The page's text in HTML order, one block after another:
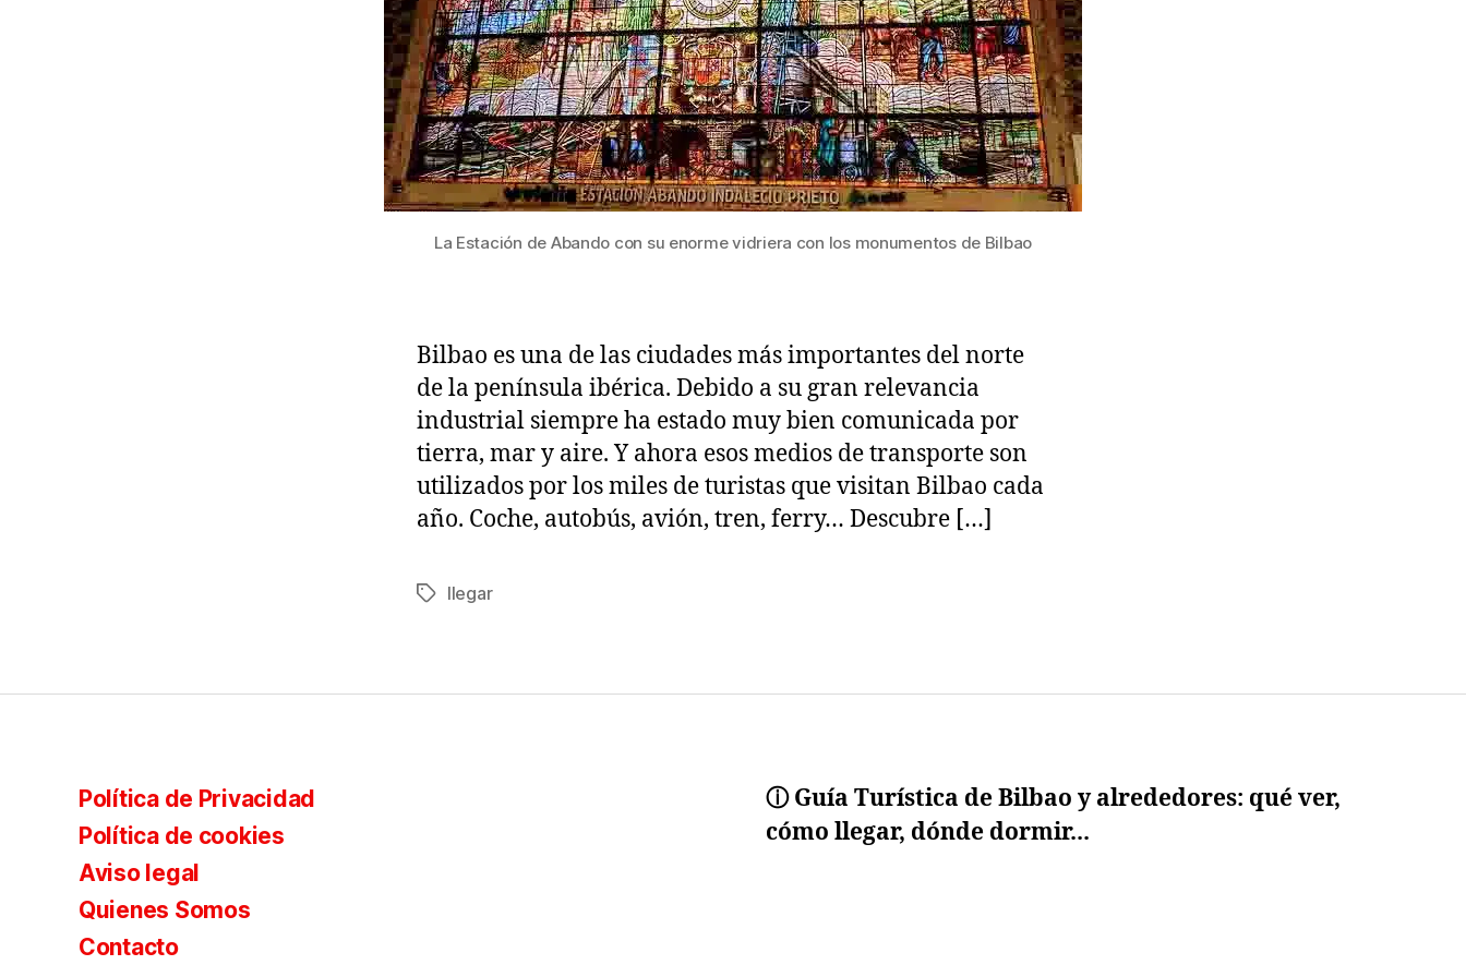
La Estación de Abando con su enorme vidriera con los monumentos de Bilbao
Bilbao es una de las ciudades más importantes del norte
de la península ibérica. Debido a su gran relevancia
industrial siempre ha estado muy bien comunicada por
tierra, mar y aire. Y ahora esos medios de transporte son
utilizados por los miles de turistas que visitan Bilbao cada
año. Coche, autobús, avión, tren, ferry… Descubre […]
Etiquetas
llegar
Política de Privacidad
Política de cookies
Aviso legal
Quienes Somos
Contacto
ⓘ Guía Turística de Bilbao y alrededores: qué ver,
cómo llegar, dónde dormir...